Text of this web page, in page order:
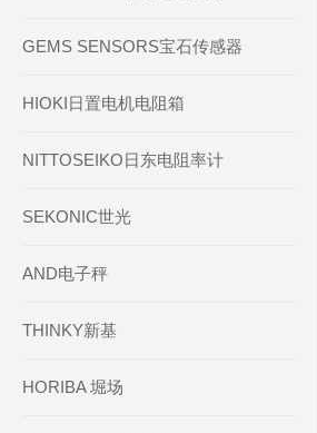
GEMS SENSORS宝石传感器
HIOKI日置电机电阻箱
NITTOSEIKO日东电阻率计
SEKONIC世光
AND电子秤
THINKY新基
HORIBA 堀场